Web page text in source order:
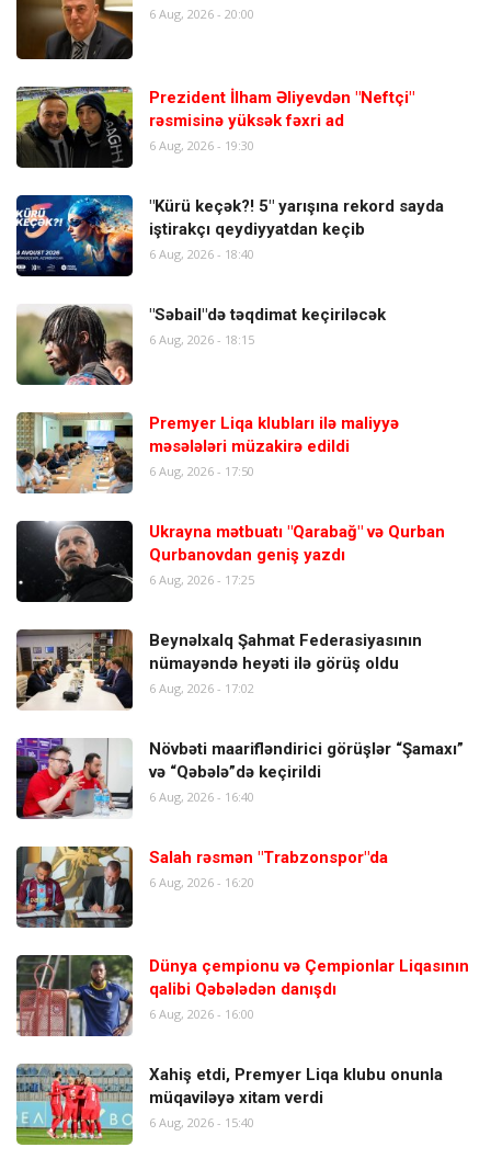
6 Aug, 2026 - 20:00
Prezident İlham Əliyevdən "Neftçi"
rəsmisinə yüksək fəxri ad
6 Aug, 2026 - 19:30
"Kürü keçək?! 5" yarışına rekord sayda
iştirakçı qeydiyyatdan keçib
6 Aug, 2026 - 18:40
"Səbail"də təqdimat keçiriləcək
6 Aug, 2026 - 18:15
Premyer Liqa klubları ilə maliyyə
məsələləri müzakirə edildi
6 Aug, 2026 - 17:50
Ukrayna mətbuatı "Qarabağ" və Qurban
Qurbanovdan geniş yazdı
6 Aug, 2026 - 17:25
Beynəlxalq Şahmat Federasiyasının
nümayəndə heyəti ilə görüş oldu
6 Aug, 2026 - 17:02
Növbəti maarifləndirici görüşlər “Şamaxı”
və “Qəbələ”də keçirildi
6 Aug, 2026 - 16:40
Salah rəsmən "Trabzonspor"da
6 Aug, 2026 - 16:20
Dünya çempionu və Çempionlar Liqasının
qalibi Qəbələdən danışdı
6 Aug, 2026 - 16:00
Xahiş etdi, Premyer Liqa klubu onunla
müqaviləyə xitam verdi
6 Aug, 2026 - 15:40